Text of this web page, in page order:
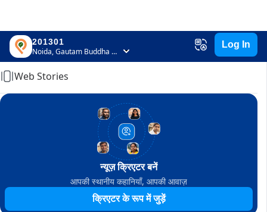
201301
Noida, Gautam Buddha Nagar, Uttar Pradesh
Log In
Home
Web Stories
न्यूज़ क्रिएटर बनें
आपकी स्थानीय कहानियाँ, आपकी आवाज़
क्रिएटर के रूप में जुड़ें